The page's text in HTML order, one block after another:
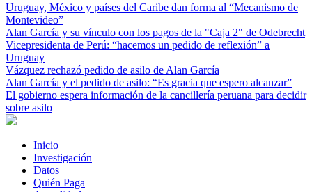
Uruguay, México y países del Caribe dan forma al “Mecanismo de
Montevideo”
Alan García y su vínculo con los pagos de la "Caja 2" de Odebrecht
Vicepresidenta de Perú: “hacemos un pedido de reflexión” a
Uruguay
Vázquez rechazó pedido de asilo de Alan García
Alan García y el pedido de asilo: “Es gracia que espero alcanzar”
El gobierno espera información de la cancillería peruana para decidir
sobre asilo
Inicio
Investigación
Datos
Quién Paga